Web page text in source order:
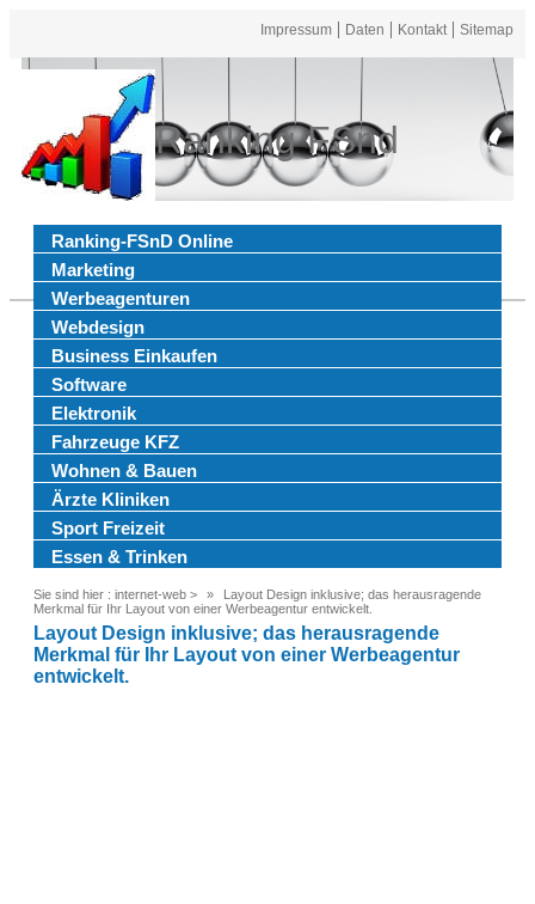
Impressum Daten Kontakt Sitemap
Ranking FSnd
Ranking-FSnD Online
Marketing
Werbeagenturen
Webdesign
Business Einkaufen
Software
Elektronik
Fahrzeuge KFZ
Wohnen & Bauen
Ärzte Kliniken
Sport Freizeit
Essen & Trinken
Sie sind hier : internet-web >
Layout Design inklusive; das herausragende
Merkmal für Ihr Layout von einer Werbeagentur entwickelt.
Layout Design inklusive; das herausragende
Merkmal für Ihr Layout von einer Werbeagentur
entwickelt.